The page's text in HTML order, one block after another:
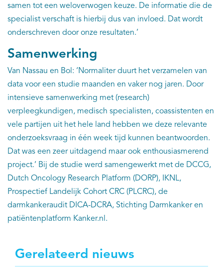
samen tot een weloverwogen keuze. De informatie die de
specialist verschaft is hierbij dus van invloed. Dat wordt
onderschreven door onze resultaten.’
Samenwerking
Van Nassau en Bol: ‘Normaliter duurt het verzamelen van
data voor een studie maanden en vaker nog jaren. Door
intensieve samenwerking met (research)
verpleegkundigen, medisch specialisten, coassistenten en
vele partijen uit het hele land hebben we deze relevante
onderzoeksvraag in één week tijd kunnen beantwoorden.
Dat was een zeer uitdagend maar ook enthousiasmerend
project.’ Bij de studie werd samengewerkt met de DCCG,
Dutch Oncology Research Platform (DORP), IKNL,
Prospectief Landelijk Cohort CRC (PLCRC), de
darmkankeraudit DICA-DCRA, Stichting Darmkanker en
patiëntenplatform Kanker.nl.
Gerelateerd nieuws